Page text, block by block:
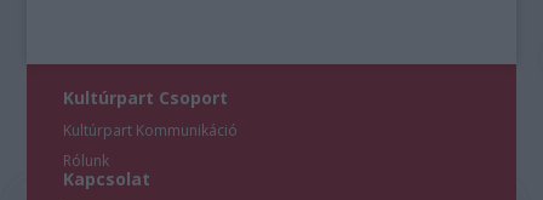
Kultúrpart Csoport
Kultúrpart Kommunikáció
Rólunk
Kapcsolat